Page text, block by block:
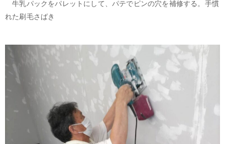
牛乳パックをパレットにして、パテでピンの穴を補修する。手慣
れた刷毛さばき